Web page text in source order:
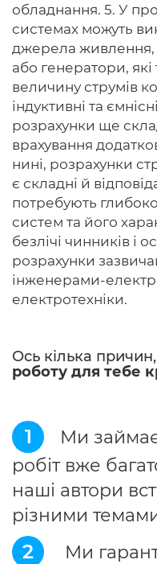
обладнання. 5. У
системах можуть
джерела живлення,
або генератори,
величину струмів
індуктивні та
розрахунки ще
врахування
нині, розрахунки
є складні й
потребують
систем та його
безлічі чинників і
розрахунки
інженерами-
електротехніки.
Ось кілька
роботу для тебе
1
Ми
робіт вже
наші автори
різними
2
Ми